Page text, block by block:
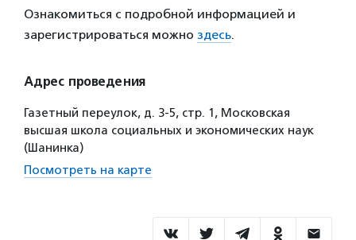
Ознакомиться с подробной информацией и
зарегистрироваться можно здесь.
Адрес проведения
Газетный переулок, д. 3-5, стр. 1, Московская
высшая школа социальных и экономических наук
(Шанинка)
Посмотреть на карте